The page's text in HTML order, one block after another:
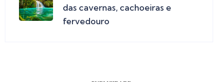
das cavernas, cachoeiras e
fervedouro